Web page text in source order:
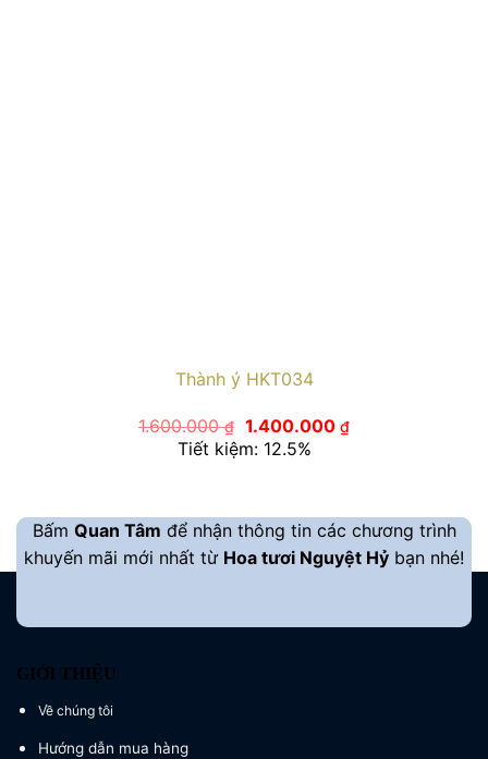
Thành ý HKT034
1.600.000₫ Giá
gốc
là:
1.400.000 ₫Giá
hiện
Tiết kiệm: 12.5%
Bấm Quan Tâm để nhận thông tin các chương trình
khuyến mãi mới nhất từ Hoa tươi Nguyệt Hỷ bạn nhé!
GIỚI THIỆU
Về chúng tôi
Hướng dẫn mua hàng